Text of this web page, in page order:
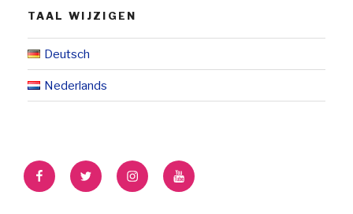
TAAL WIJZIGEN
Deutsch
Nederlands
FacebookTwitter InstagramYouTube